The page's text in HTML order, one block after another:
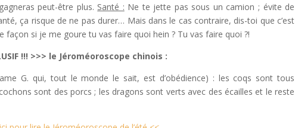
peut-être plus. Santé : Ne te jette pas sous un camion ; évite de
ça risque de ne pas durer… Mais dans le cas contraire, dis-toi que c’est
façon si je me goure tu vas faire quoi hein ? Tu vas faire quoi ?!
!!! >>> le Jéroméoroscope chinois :
G. qui, tout le monde le sait, est d’obédience) : les coqs sont tous
sont des porcs ; les dragons sont verts avec des écailles et le reste